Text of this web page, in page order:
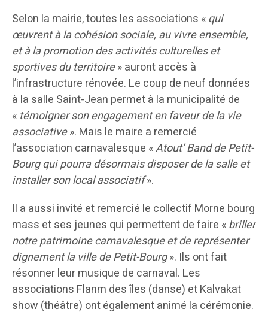
Selon la mairie, toutes les associations «qui
œuvrent à la cohésion sociale, au vivre ensemble,
et à la promotion des activités culturelles et
sportives du territoire» auront accès à
l’infrastructure rénovée. Le coup de neuf données
à la salle Saint-Jean permet à la municipalité de
« témoigner son engagement en faveur de la vie
associative». Mais le maire a remercié
l’association carnavalesque «Atout’ Band de Petit-
Bourg qui pourra désormais disposer de la salle et
installer son local associatif».
Il a aussi invité et remercié le collectif Morne bourg
mass et ses jeunes qui permettent de faire «briller
notre patrimoine carnavalesque et de représenter
dignement la ville de Petit-Bourg». Ils ont fait
résonner leur musique de carnaval. Les
associations Flanm des îles (danse) et Kalvakat
show (théâtre) ont également animé la cérémonie.